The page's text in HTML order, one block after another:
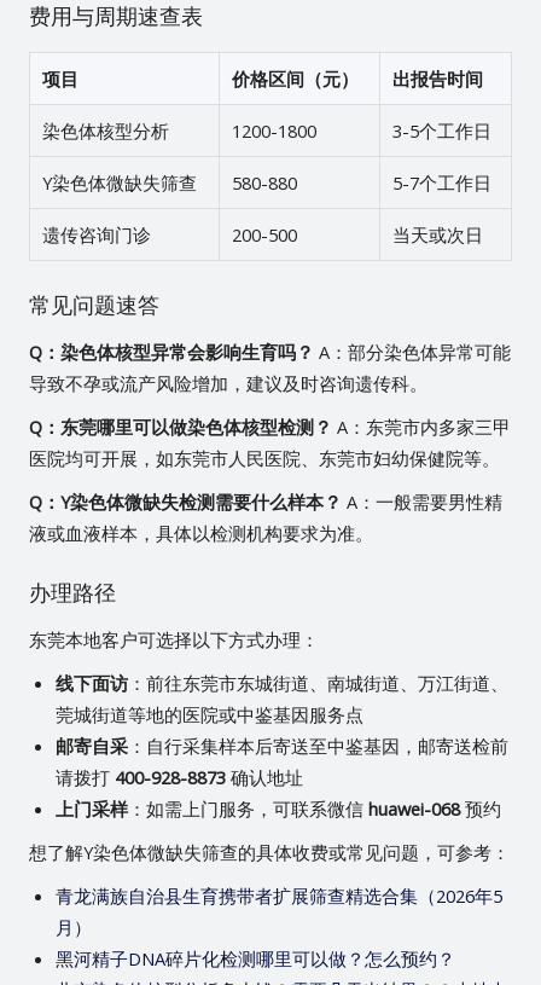
费用与周期速查表
项目 价格区间（元） 出报告时间
染色体核型分析 1200-1800 3-5个工作日
Y染色体微缺失筛查 580-880 5-7个工作日
遗传咨询门诊 200-500 当天或次日
常见问题速答
Q：染色体核型异常会影响生育吗？ A：部分染色体异常可能
导致不孕或流产风险增加，建议及时咨询遗传科。
Q：东莞哪里可以做染色体核型检测？ A：东莞市内多家三甲
医院均可开展，如东莞市人民医院、东莞市妇幼保健院等。
Q：Y染色体微缺失检测需要什么样本？ A：一般需要男性精
液或血液样本，具体以检测机构要求为准。
办理路径
东莞本地客户可选择以下方式办理：
线下面访：前往东莞市东城街道、南城街道、万江街道、
莞城街道等地的医院或中鉴基因服务点
邮寄自采：自行采集样本后寄送至中鉴基因，邮寄送检前
请拨打 400-928-8873确认地址
上门采样：如需上门服务，可联系微信 huawei-068预约
想了解Y染色体微缺失筛查的具体收费或常见问题，可参考：
青龙满族自治县生育携带者扩展筛查精选合集（2026年5
月）
黑河精子DNA碎片化检测哪里可以做？怎么预约？